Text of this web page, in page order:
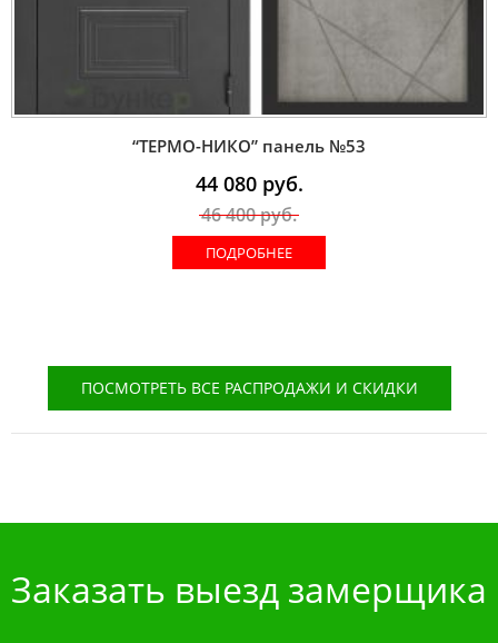
“ТЕРМО-НИКО” панель №53
44 080руб.
46 400руб.
ПОДРОБНЕЕ
ПОСМОТРЕТЬ ВСЕ РАСПРОДАЖИ И СКИДКИ
Заказать выезд замерщика